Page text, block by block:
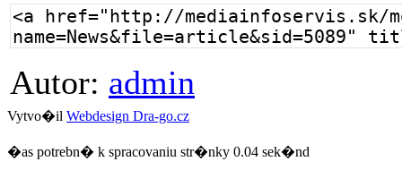
Autor: admin
Vytvo�il Webdesign Dra-go.cz
�as potrebn� k spracovaniu str�nky 0.04 sek�nd